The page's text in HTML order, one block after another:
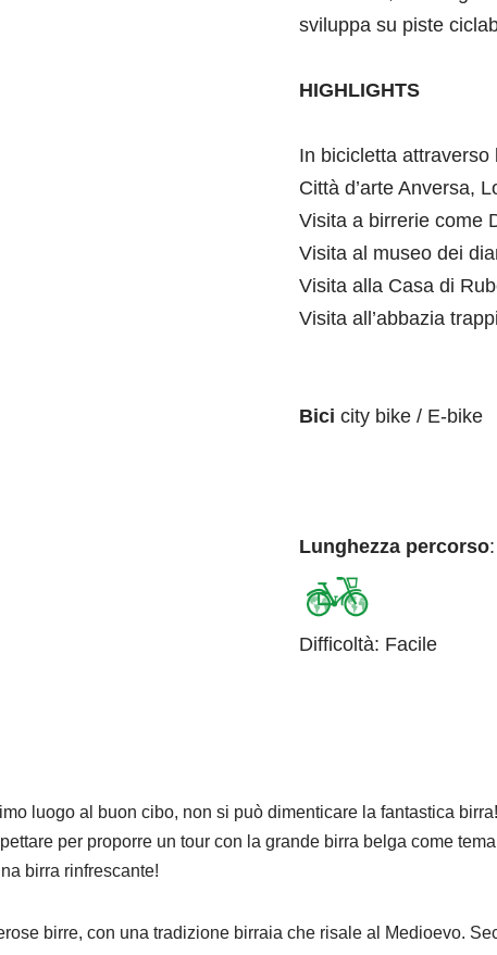
sviluppa su piste
HIGHLIGHTS
In bicicletta
Città d’arte Anversa,
Visita a birrerie come
Visita al museo dei
Visita alla Casa di
Visita all’abbazia
Bici city bike / E-bike
Lunghezza percorso:
Difficoltà: Facile
luogo al buon cibo, non si può dimenticare la fantastica
per proporre un tour con la grande birra belga come
birra rinfrescante!
birre, con una tradizione birraia che risale al Medioevo.